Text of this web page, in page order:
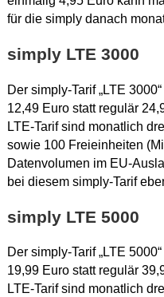
für die simply danach
simply LTE 3000
Der simply-Tarif „LTE
12,49 Euro statt regulär
LTE-Tarif sind monatlich
sowie 100 Freieinheiten
Datenvolumen im EU-
bei diesem simply-Tarif
simply LTE 5000
Der simply-Tarif „LTE
19,99 Euro statt regulär
LTE-Tarif sind monatlich